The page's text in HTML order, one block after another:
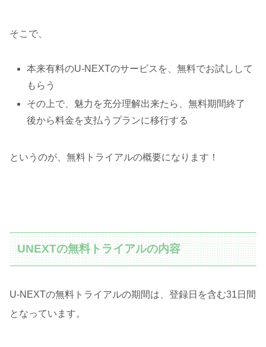
そこで、
本来有料のU-NEXTのサービスを、無料でお試しして
もらう
その上で、魅力を充分理解出来たら、無料期間終了
後から料金を支払うプランに移行する
というのが、無料トライアルの概要になります！
UNEXTの無料トライアルの内容
U-NEXTの無料トライアルの期間は、登録日を含む31日間
となっています。